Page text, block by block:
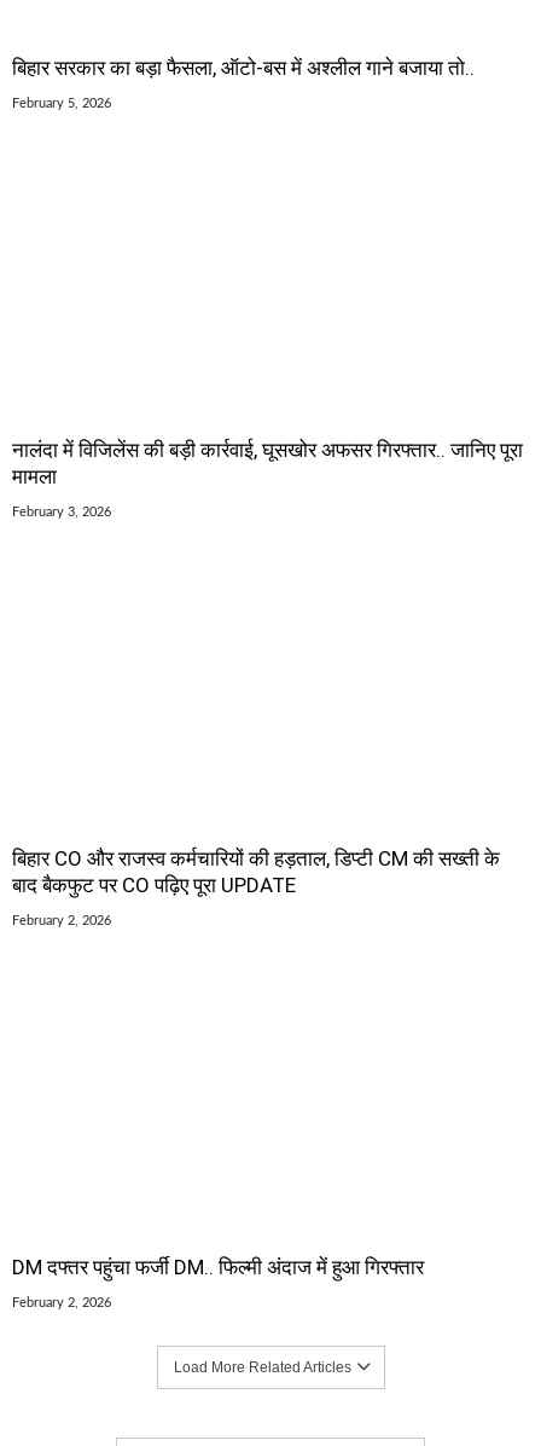
बिहार सरकार का बड़ा फैसला, ऑटो-बस में अश्लील गाने बजाया तो..
February 5, 2026
नालंदा में विजिलेंस की बड़ी कार्रवाई, घूसखोर अफसर गिरफ्तार.. जानिए पूरा
मामला
February 3, 2026
बिहार CO और राजस्व कर्मचारियों की हड़ताल, डिप्टी CM की सख्ती के
बाद बैकफुट पर CO पढ़िए पूरा UPDATE
February 2, 2026
DM दफ्तर पहुंचा फर्जी DM.. फिल्मी अंदाज में हुआ गिरफ्तार
February 2, 2026
Load More Related Articles